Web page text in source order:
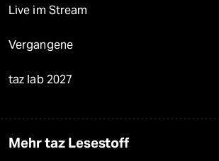
Live im Stream
Vergangene
taz lab 2027
Mehr taz Lesestoff